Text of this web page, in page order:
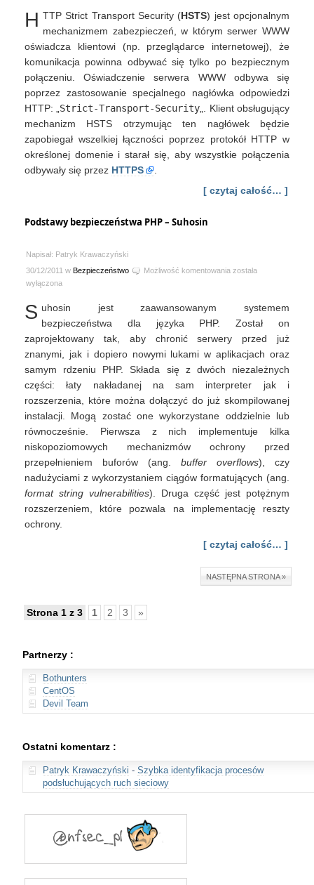
H TTP Strict Transport Security (HSTS) jest opcjonalnym
mechanizmem zabezpieczeń, w którym serwer WWW
oświadcza klientowi (np. przeglądarce internetowej), że
komunikacja powinna odbywać się tylko po bezpiecznym
połączeniu. Oświadczenie serwera WWW odbywa się
poprzez zastosowanie specjalnego nagłówka odpowiedzi
HTTP: „ Strict-Transport-Security „. Klient obsługujący
mechanizm HSTS otrzymując ten nagłówek będzie
zapobiegał wszelkiej łączności poprzez protokół HTTP w
określonej domenie i starał się, aby wszystkie połączenia
odbywały się przez HTTPS
[ czytaj całość… ]
Podstawy bezpieczeństwa PHP – Suhosin
Napisał: Patryk Krawaczyński
30/12/2011 w Bezpieczeństwo Możliwość komentowania Podstawy
Suhosin
została
wyłączona
S uhosin jest zaawansowanym systemem
bezpieczeństwa dla języka PHP. Został on
zaprojektowany tak, aby chronić serwery przed już
znanymi, jak i dopiero nowymi lukami w aplikacjach oraz
samym rdzeniu PHP. Składa się z dwóch niezależnych
części: łaty nakładanej na sam interpreter jak i
rozszerzenia, które można dołączyć do już skompilowanej
instalacji. Mogą zostać one wykorzystane oddzielnie lub
równocześnie. Pierwsza z nich implementuje kilka
niskopoziomowych mechanizmów ochrony przed
przepełnieniem buforów (ang. buffer overflows), czy
nadużyciami z wykorzystaniem ciągów formatujących (ang.
format string vulnerabilities). Druga część jest potężnym
rozszerzeniem, które pozwala na implementację reszty
ochrony.
[ czytaj całość… ]
NASTĘPNA STRONA »
Strona 1 z 3 1 2 3 »
Partnerzy :
Bothunters
CentOS
Devil Team
Ostatni komentarz :
Patryk Krawaczyński - Szybka identyfikacja procesów
podsłuchujących ruch sieciowy